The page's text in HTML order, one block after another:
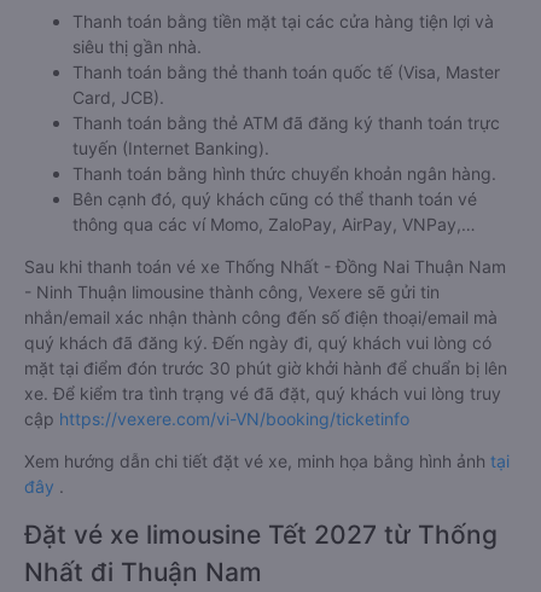
Thanh toán bằng tiền mặt tại các cửa hàng tiện lợi và
siêu thị gần nhà.
Thanh toán bằng thẻ thanh toán quốc tế (Visa, Master
Card, JCB).
Thanh toán bằng thẻ ATM đã đăng ký thanh toán trực
tuyến (Internet Banking).
Thanh toán bằng hình thức chuyển khoản ngân hàng.
Bên cạnh đó, quý khách cũng có thể thanh toán vé
thông qua các ví Momo, ZaloPay, AirPay, VNPay,…
Sau khi thanh toán vé xe Thống Nhất - Đồng Nai Thuận Nam
- Ninh Thuận limousine thành công, Vexere sẽ gửi tin
nhắn/email xác nhận thành công đến số điện thoại/email mà
quý khách đã đăng ký. Đến ngày đi, quý khách vui lòng có
mặt tại điểm đón trước 30 phút giờ khởi hành để chuẩn bị lên
xe. Để kiểm tra tình trạng vé đã đặt, quý khách vui lòng truy
cập https://vexere.com/vi-VN/booking/ticketinfo
Xem hướng dẫn chi tiết đặt vé xe, minh họa bằng hình ảnh tại
đây .
Đặt vé xe limousine Tết 2027 từ Thống
Nhất đi Thuận Nam